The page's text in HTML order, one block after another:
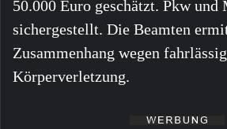
50.000 Euro geschätzt. Pkw und
sichergestellt. Die Beamten
Zusammenhang wegen
Körperverletzung.